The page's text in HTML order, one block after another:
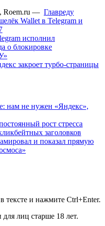
, Roem.ru — Главреду
Wallet в Telegram и
исполнил
о блокировке
закроет турбо-страницы
нам не нужен «Яндекс»,
рост стресса
заголовков
и показал прямую
тексте и нажмите Ctrl+Enter.
лиц старше 18 лет.